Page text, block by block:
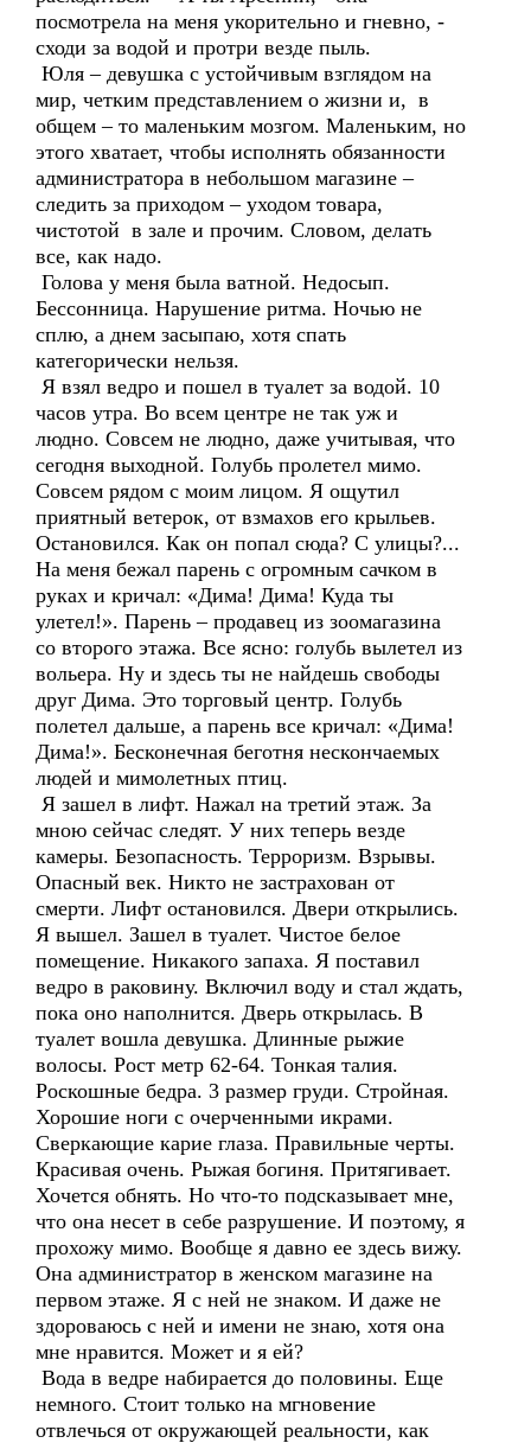
посмотрела на меня укорительно и гневно, -
сходи за водой и протри везде пыль.
Юля – девушка с устойчивым взглядом на
мир, четким представлением о жизни и, в
общем – то маленьким мозгом. Маленьким, но
этого хватает, чтобы исполнять обязанности
администратора в небольшом магазине –
следить за приходом – уходом товара,
чистотой в зале и прочим. Словом, делать
все, как надо.
Голова у меня была ватной. Недосып.
Бессонница. Нарушение ритма. Ночью не
сплю, а днем засыпаю, хотя спать
категорически нельзя.
Я взял ведро и пошел в туалет за водой. 10
часов утра. Во всем центре не так уж и
людно. Совсем не людно, даже учитывая, что
сегодня выходной. Голубь пролетел мимо.
Совсем рядом с моим лицом. Я ощутил
приятный ветерок, от взмахов его крыльев.
Остановился. Как он попал сюда? С улицы?...
На меня бежал парень с огромным сачком в
руках и кричал: «Дима! Дима! Куда ты
улетел!». Парень – продавец из зоомагазина
со второго этажа. Все ясно: голубь вылетел из
вольера. Ну и здесь ты не найдешь свободы
друг Дима. Это торговый центр. Голубь
полетел дальше, а парень все кричал: «Дима!
Дима!». Бесконечная беготня нескончаемых
людей и мимолетных птиц.
Я зашел в лифт. Нажал на третий этаж. За
мною сейчас следят. У них теперь везде
камеры. Безопасность. Терроризм. Взрывы.
Опасный век. Никто не застрахован от
смерти. Лифт остановился. Двери открылись.
Я вышел. Зашел в туалет. Чистое белое
помещение. Никакого запаха. Я поставил
ведро в раковину. Включил воду и стал ждать,
пока оно наполнится. Дверь открылась. В
туалет вошла девушка. Длинные рыжие
волосы. Рост метр 62-64. Тонкая талия.
Роскошные бедра. 3 размер груди. Стройная.
Хорошие ноги с очерченными икрами.
Сверкающие карие глаза. Правильные черты.
Красивая очень. Рыжая богиня. Притягивает.
Хочется обнять. Но что-то подсказывает мне,
что она несет в себе разрушение. И поэтому, я
прохожу мимо. Вообще я давно ее здесь вижу.
Она администратор в женском магазине на
первом этаже. Я с ней не знаком. И даже не
здороваюсь с ней и имени не знаю, хотя она
мне нравится. Может и я ей?
Вода в ведре набирается до половины. Еще
немного. Стоит только на мгновение
отвлечься от окружающей реальности, как